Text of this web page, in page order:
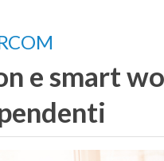
e smart